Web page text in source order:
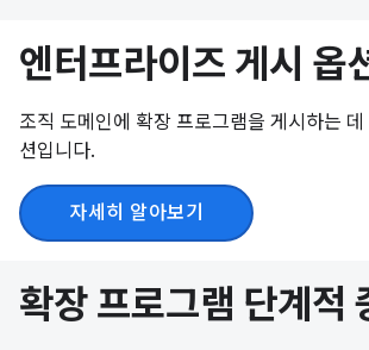
엔터프라이즈 게시 옵
조직 도메인에 확장 프로그램을 게시하는
션입니다.
자세히 알아보기
확장 프로그램 단계적